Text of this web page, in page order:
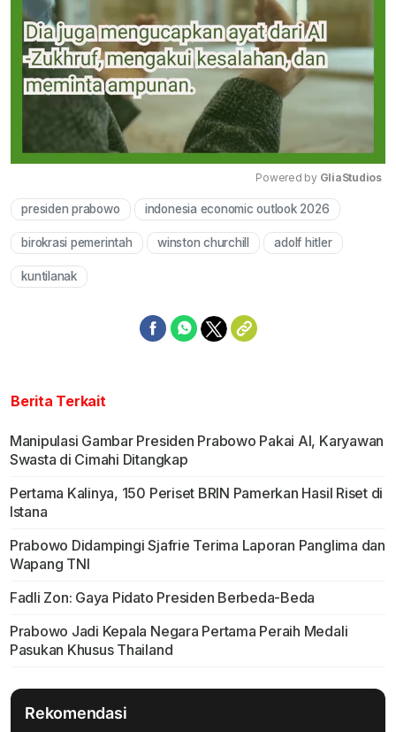
Mute
Powered by GliaStudios
presiden prabowo indonesia economic outlook 2026
birokrasi pemerintah winston churchill adolf hitler
kuntilanak
Berita Terkait
Manipulasi Gambar Presiden Prabowo Pakai AI, Karyawan
Swasta di Cimahi Ditangkap
Pertama Kalinya, 150 Periset BRIN Pamerkan Hasil Riset di
Istana
Prabowo Didampingi Sjafrie Terima Laporan Panglima dan
Wapang TNI
Fadli Zon: Gaya Pidato Presiden Berbeda-Beda
Prabowo Jadi Kepala Negara Pertama Peraih Medali
Pasukan Khusus Thailand
Rekomendasi